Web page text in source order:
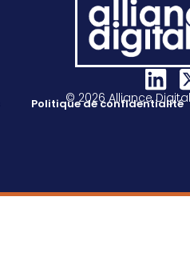
© 2026 Alliance
Politique de confidentialité